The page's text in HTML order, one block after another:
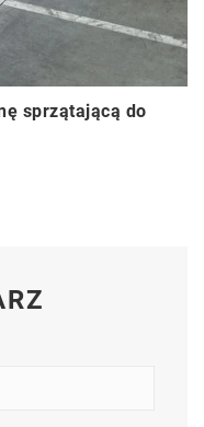
sprzątającą do